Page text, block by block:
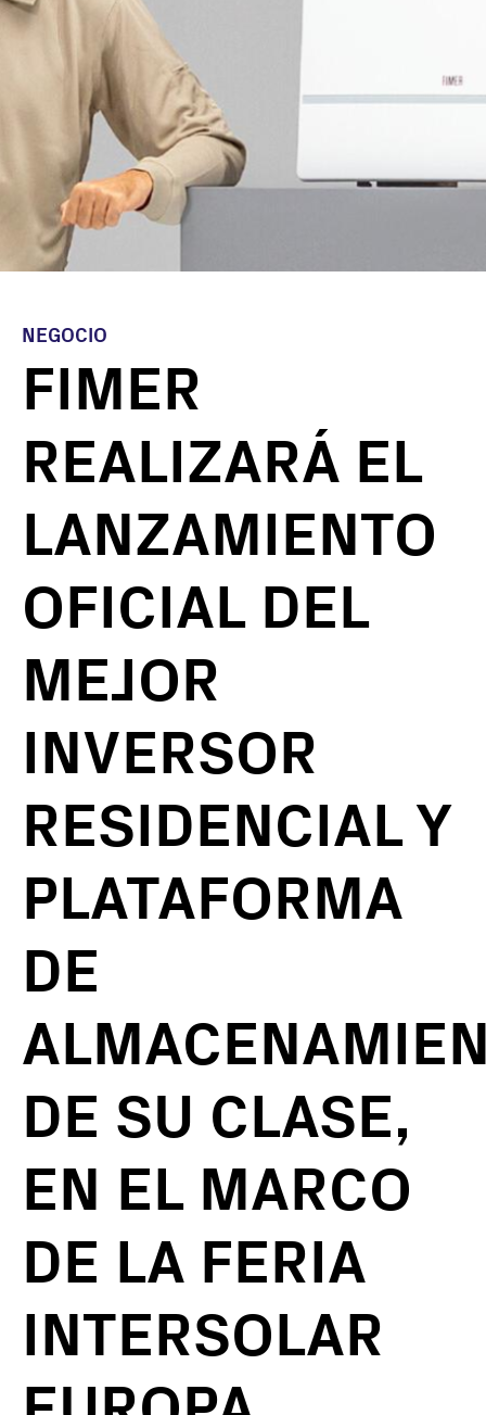
NEGOCIO
FIMER
REALIZARÁ EL
LANZAMIENTO
OFICIAL DEL
MEJOR
INVERSOR
RESIDENCIAL Y
PLATAFORMA
DE
DE SU CLASE,
EN EL MARCO
DE LA FERIA
INTERSOLAR